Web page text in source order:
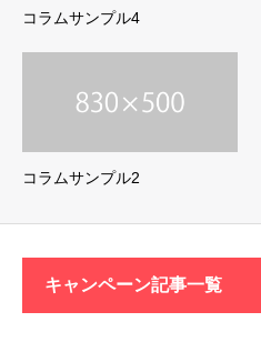
コラムサンプル4
コラムサンプル2
キャンペーン記事一覧